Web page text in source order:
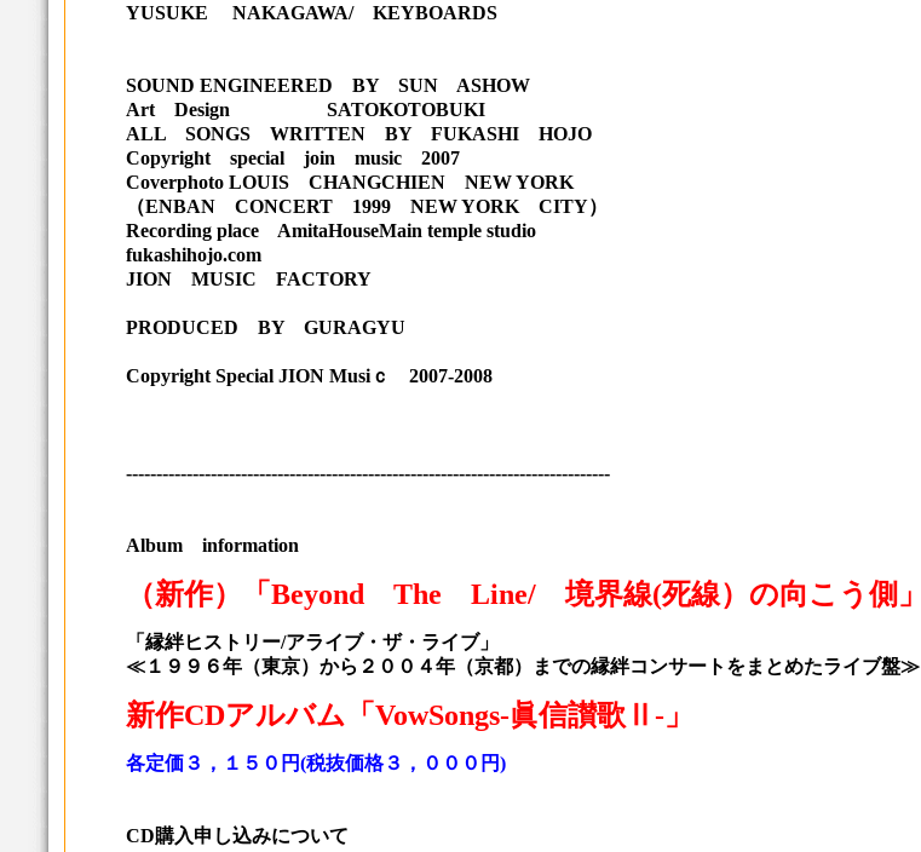
YUSUKE NAKAGAWA/ KEYBOARDS
SOUND ENGINEERED BY SUN ASHOW
Art Design SATOKOTOBUKI
ALL SONGS WRITTEN BY FUKASHI HOJO
Copyright special join music 2007
Coverphoto LOUIS CHANGCHIEN NEW YORK
（ENBAN CONCERT 1999 NEW YORK CITY）
Recording place AmitaHouseMain temple studio
fukashihojo.com
JION MUSIC FACTORY
PRODUCED BY GURAGYU
Copyright Special JION Musiｃ 2007-2008
--------------------------------------------------------------------------------
Album information
（新作）「Beyond The Line/ 境界線(死線）の向こう側」
「縁絆ヒストリー/アライブ・ザ・ライブ」
≪１９９６年（東京）から２００４年（京都）までの縁絆コンサートをまとめたライブ盤≫
新作CDアルバム「VowSongs-眞信讃歌Ⅱ-」
各定価３，１５０円(税抜価格３，０００円)
CD購入申し込みについて